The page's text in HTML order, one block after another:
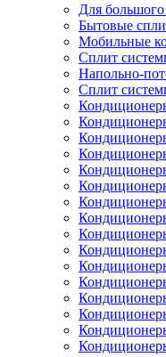
Для
Бытовые
Мобильные
Сплит
Напольно-
Сплит